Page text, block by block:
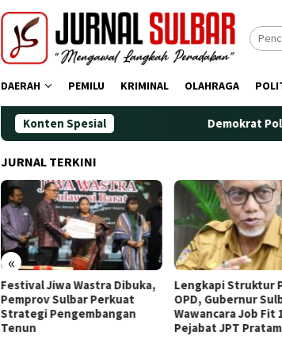
DAERAH PEMILU KRIMINAL OLAHRAGA
Konten Spesial Demokrat Polman
JURNAL TERKINI
«
Lengkapi Struktur Pimpinan
OPD, Gubernur Sulbar
Wawancara Job Fit 16
Pejabat JPT Pratama
Awali Penghunian
Doa, Wagub Sulbar
Tinggali Rujab Hasil